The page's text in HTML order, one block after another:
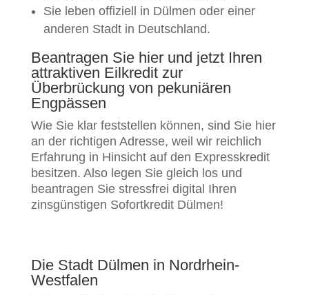
Sie leben offiziell in Dülmen oder einer
anderen Stadt in Deutschland.
Beantragen Sie hier und jetzt Ihren
attraktiven Eilkredit zur
Überbrückung von pekuniären
Engpässen
Wie Sie klar feststellen können, sind Sie hier
an der richtigen Adresse, weil wir reichlich
Erfahrung in Hinsicht auf den Expresskredit
besitzen. Also legen Sie gleich los und
beantragen Sie stressfrei digital Ihren
zinsgünstigen Sofortkredit Dülmen!
Die Stadt Dülmen in Nordrhein-
Westfalen